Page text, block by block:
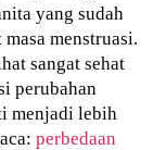
yang sudah
menstruasi.
sangat sehat
perubahan
menjadi lebih
perbedaan